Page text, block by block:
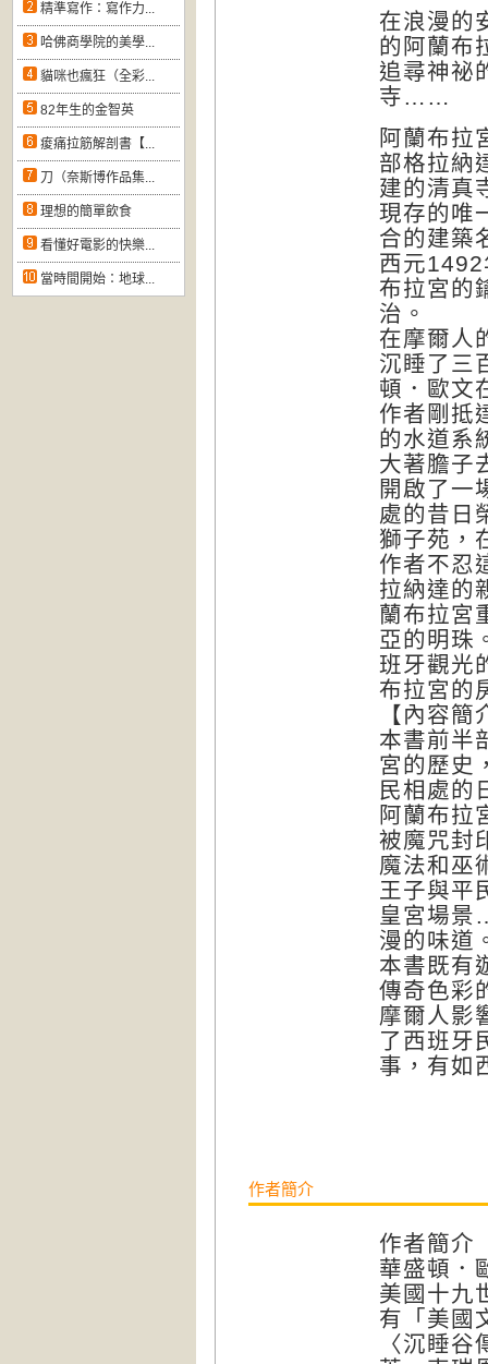
精準寫作：寫作力...
哈佛商學院的美學...
貓咪也瘋狂（全彩...
82年生的金智英
痠痛拉筋解剖書【...
刀（奈斯博作品集...
理想的簡單飲食
看懂好電影的快樂...
當時間開始：地球...
在浪漫的
的阿蘭布
追尋神祕
寺……
阿蘭布拉
部格拉納
建的清真
現存的唯
合的建築
西元
布拉宮的
治。
在摩爾人
沉睡了三
頓．歐文
作者剛抵
的水道系
大著膽子
開啟了一
處的昔日
獅子苑，
作者不忍
拉納達的
蘭布拉宮
亞的明珠
班牙觀光
布拉宮的
【內容簡
本書前半
宮的歷史
民相處的
阿蘭布拉
被魔咒封
魔法和巫
王子與平
皇宮場景
漫的味道
本書既有
傳奇色彩
摩爾人影
了西班牙
事，有如
作者簡介
作者簡介
華盛頓．
美國十九
有「美國
〈沉睡